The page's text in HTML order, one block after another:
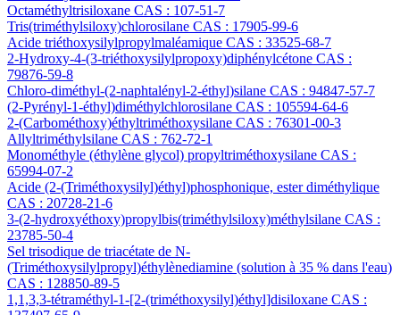
Octaméthyltrisiloxane CAS : 107-51-7
Tris(triméthylsiloxy)chlorosilane CAS : 17905-99-6
Acide triéthoxysilylpropylmaléamique CAS : 33525-68-7
2-Hydroxy-4-(3-triéthoxysilylpropoxy)diphénylcétone CAS :
79876-59-8
Chloro-diméthyl-(2-naphtalényl-2-éthyl)silane CAS : 94847-57-7
(2-Pyrényl-1-éthyl)diméthylchlorosilane CAS : 105594-64-6
2-(Carbométhoxy)éthyltriméthoxysilane CAS : 76301-00-3
Allyltriméthylsilane CAS : 762-72-1
Monométhyle (éthylène glycol) propyltriméthoxysilane CAS :
65994-07-2
Acide (2-(Triméthoxysilyl)éthyl)phosphonique, ester diméthylique
CAS : 20728-21-6
3-(2-hydroxyéthoxy)propylbis(triméthylsiloxy)méthylsilane CAS :
23785-50-4
Sel trisodique de triacétate de N-
(Triméthoxysilylpropyl)éthylènediamine (solution à 35 % dans l'eau)
CAS : 128850-89-5
1,1,3,3-tétraméthyl-1-[2-(triméthoxysilyl)éthyl]disiloxane CAS :